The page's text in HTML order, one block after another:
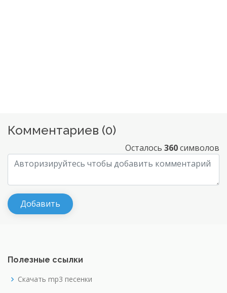
Комментариев (0)
Осталось 360символов
Полезные ссылки
Скачать mp3 песенки